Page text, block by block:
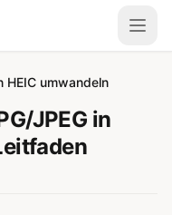
HEIC umwandeln
JPEG in